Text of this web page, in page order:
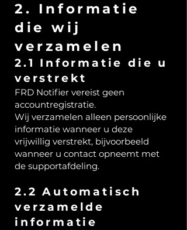
2. Informatie
die wij
verzamelen
2.1 Informatie die u
verstrekt
FRD Notifier vereist geen
accountregistratie.
Wij verzamelen alleen persoonlijke
informatie wanneer u deze
vrijwillig verstrekt, bijvoorbeeld
wanneer u contact opneemt met
de supportafdeling.
2.2 Automatisch
verzamelde
informatie